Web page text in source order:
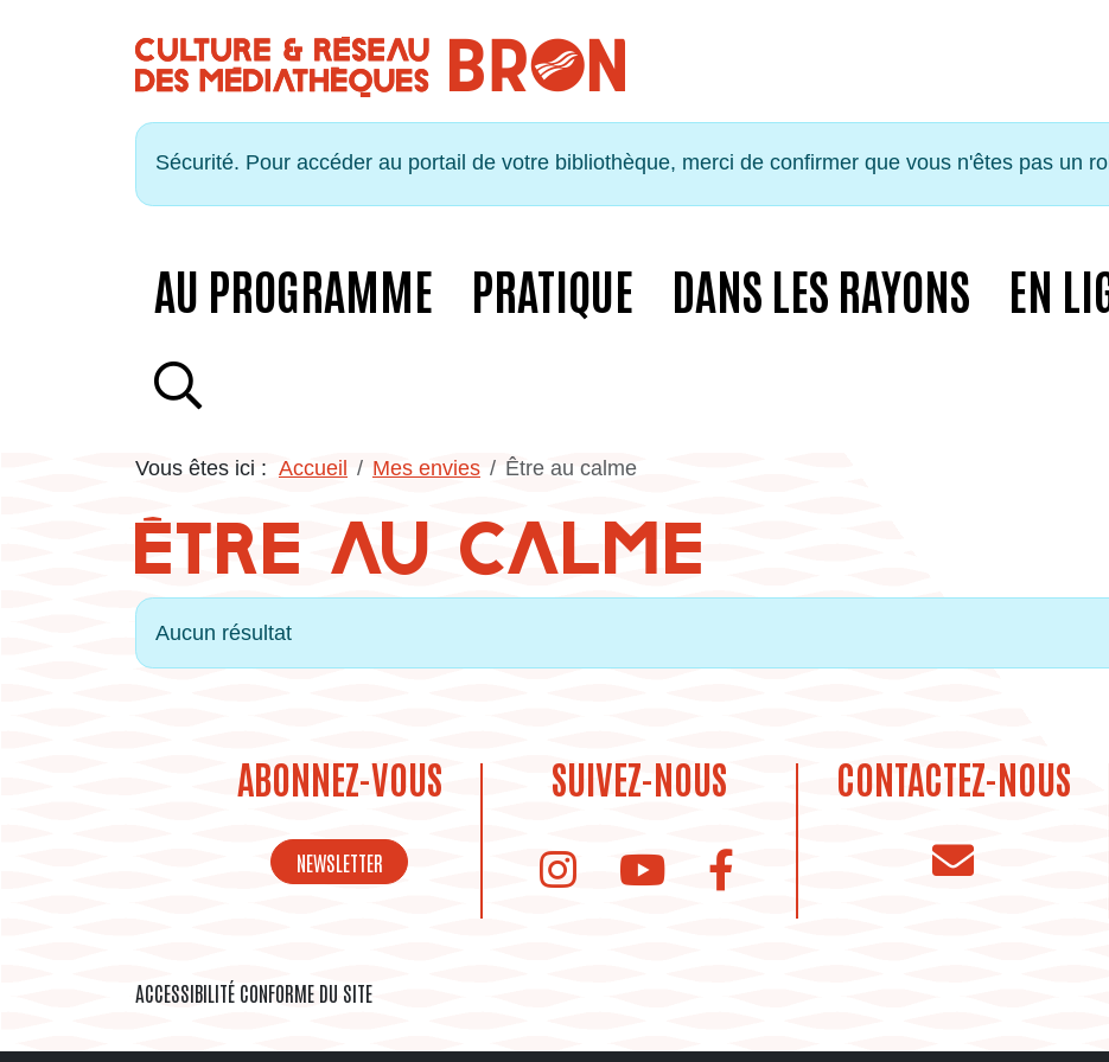
Sécurité. Pour accéder au portail de votre bibliothèque, merci de confirmer que vous n'êtes pas un
AU PROGRAMME PRATIQUE DANS LES RAYONS EN
Vous êtes ici : Accueil Mes envies Être au calme
ÊTRE AU CALME
Info
Aucun résultat
ABONNEZ-VOUS
NEWSLETTER
SUIVEZ-NOUS
instagram de la bibliothèque
Youtube de la bibliothèque
CONTACTEZ-NOUS
ACCESSIBILITÉ CONFORME DU SITE